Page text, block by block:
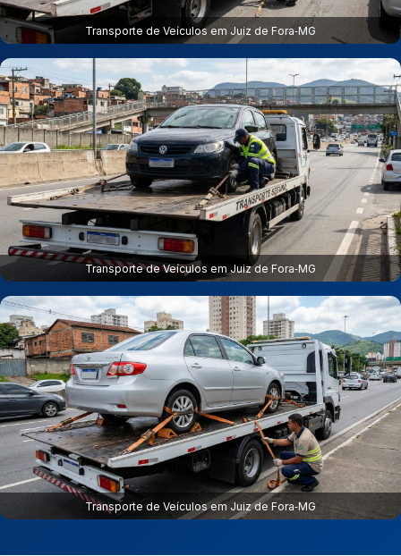
Transporte de Veículos em Juiz de Fora‑MG
Transporte de Veículos em Juiz de Fora‑MG
Transporte de Veículos em Juiz de Fora‑MG